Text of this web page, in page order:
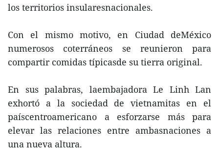
los territorios insularesnacionales.
Con el mismo motivo, en Ciudad deMéxico
numerosos coterráneos se reunieron para
compartir comidas típicasde su tierra original.
En sus palabras, laembajadora Le Linh Lan
exhortó a la sociedad de vietnamitas en el
paíscentroamericano a esforzarse más para
elevar las relaciones entre ambasnaciones a
una nueva altura.